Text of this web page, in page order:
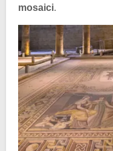
mosaici.